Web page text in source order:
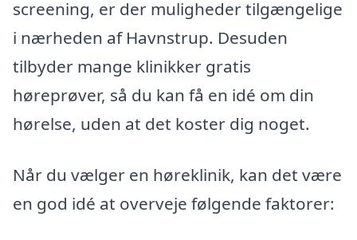
screening, er der muligheder tilgængelige
i nærheden af Havnstrup. Desuden
tilbyder mange klinikker gratis
høreprøver, så du kan få en idé om din
hørelse, uden at det koster dig noget.
Når du vælger en høreklinik, kan det være
en god idé at overveje følgende faktorer: